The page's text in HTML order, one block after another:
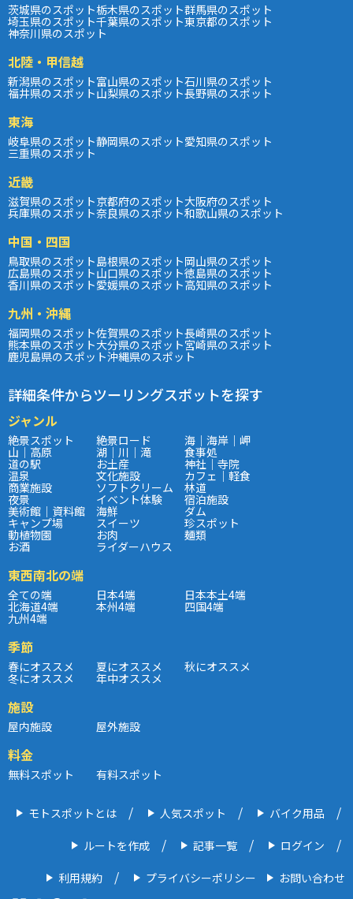
茨城県のスポット栃木県のスポット群馬県のスポット
埼玉県のスポット千葉県のスポット東京都のスポット
神奈川県のスポット
北陸・甲信越
新潟県のスポット富山県のスポット石川県のスポット
福井県のスポット山梨県のスポット長野県のスポット
東海
岐阜県のスポット静岡県のスポット愛知県のスポット
三重県のスポット
近畿
滋賀県のスポット京都府のスポット大阪府のスポット
兵庫県のスポット奈良県のスポット和歌山県のスポット
中国・四国
鳥取県のスポット島根県のスポット岡山県のスポット
広島県のスポット山口県のスポット徳島県のスポット
香川県のスポット愛媛県のスポット高知県のスポット
九州・沖縄
福岡県のスポット佐賀県のスポット長崎県のスポット
熊本県のスポット大分県のスポット宮崎県のスポット
鹿児島県のスポット沖縄県のスポット
詳細条件からツーリングスポットを探す
ジャンル
絶景スポット 絶景ロード 海｜海岸｜岬
山｜高原 湖｜川｜滝 食事処
道の駅 お土産 神社｜寺院
温泉 文化施設 カフェ｜軽食
商業施設 ソフトクリーム 林道
夜景 イベント体験 宿泊施設
美術館｜資料館 海鮮 ダム
キャンプ場 スイーツ 珍スポット
動植物園 お肉 麺類
お酒 ライダーハウス
東西南北の端
全ての端 日本4端 日本本土4端
北海道4端 本州4端 四国4端
九州4端
季節
春にオススメ 夏にオススメ 秋にオススメ
冬にオススメ 年中オススメ
施設
屋内施設 屋外施設
料金
無料スポット 有料スポット
モトスポットとは 人気スポット バイク用品
ルートを作成 記事一覧 ログイン
利用規約 プライバシーポリシー お問い合わせ